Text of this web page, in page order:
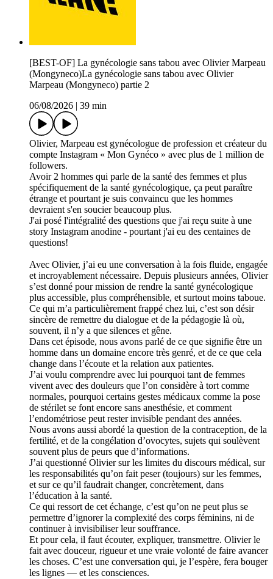
[BEST-OF] La gynécologie sans tabou avec Olivier Marpeau
(Mongyneco)La gynécologie sans tabou avec Olivier
Marpeau (Mongyneco) partie 2
06/08/2026
39 min
Olivier, Marpeau est gynécologue de profession et créateur du
compte Instagram « Mon Gynéco » avec plus de 1 million de
followers.
Avoir 2 hommes qui parle de la santé des femmes et plus
spécifiquement de la santé gynécologique, ça peut paraître
étrange et pourtant je suis convaincu que les hommes
devraient s'en soucier beaucoup plus.
J'ai posé l'intégralité des questions que j'ai reçu suite à une
story Instagram anodine - pourtant j'ai eu des centaines de
questions!
Avec Olivier, j’ai eu une conversation à la fois fluide, engagée
et incroyablement nécessaire. Depuis plusieurs années, Olivier
s’est donné pour mission de rendre la santé gynécologique
plus accessible, plus compréhensible, et surtout moins taboue.
Ce qui m’a particulièrement frappé chez lui, c’est son désir
sincère de remettre du dialogue et de la pédagogie là où,
souvent, il n’y a que silences et gêne.
Dans cet épisode, nous avons parlé de ce que signifie être un
homme dans un domaine encore très genré, et de ce que cela
change dans l’écoute et la relation aux patientes.
J’ai voulu comprendre avec lui pourquoi tant de femmes
vivent avec des douleurs que l’on considère à tort comme
normales, pourquoi certains gestes médicaux comme la pose
de stérilet se font encore sans anesthésie, et comment
l’endométriose peut rester invisible pendant des années.
Nous avons aussi abordé la question de la contraception, de la
fertilité, et de la congélation d’ovocytes, sujets qui soulèvent
souvent plus de peurs que d’informations.
J’ai questionné Olivier sur les limites du discours médical, sur
les responsabilités qu’on fait peser (toujours) sur les femmes,
et sur ce qu’il faudrait changer, concrètement, dans
l’éducation à la santé.
Ce qui ressort de cet échange, c’est qu’on ne peut plus se
permettre d’ignorer la complexité des corps féminins, ni de
continuer à invisibiliser leur souffrance.
Et pour cela, il faut écouter, expliquer, transmettre. Olivier le
fait avec douceur, rigueur et une vraie volonté de faire avancer
les choses. C’est une conversation qui, je l’espère, fera bouger
les lignes — et les consciences.